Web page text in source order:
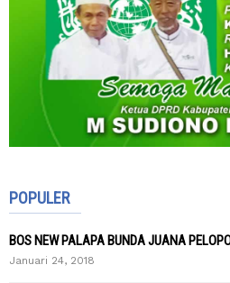
POPULER
BOS NEW PALAPA BUNDA JUANA
Januari 24, 2018